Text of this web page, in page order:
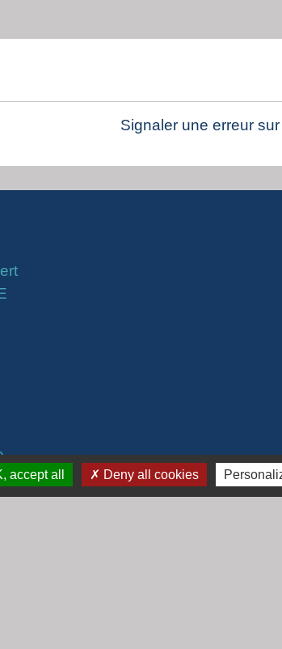
Signaler une erreur
accept all Deny all cookies